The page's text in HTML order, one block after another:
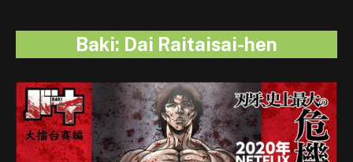
Baki: Dai Raitaisai-hen